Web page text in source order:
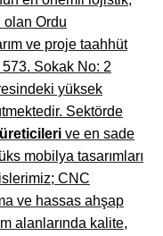
Mağazaları
İmalatçıları
Fabrikaları
Mağazaları
İmalatçıları
Fabrikaları
olan Ordu
ve proje taahhüt
Sokak No: 2
yüksek
Sektörde
ve en sade
mobilya tasarımları
CNC
ve hassas ahşap
alanlarında kalite,